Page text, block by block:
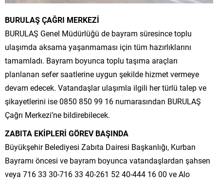
BURULAŞ ÇAĞRI MERKEZİ
BURULAŞ Genel Müdürlüğü de bayram süresince toplu
ulaşımda aksama yaşanmaması için tüm hazırlıklarını
tamamladı. Bayram boyunca toplu taşıma araçları
planlanan sefer saatlerine uygun şekilde hizmet vermeye
devam edecek. Vatandaşlar ulaşımla ilgili her türlü talep ve
şikayetlerini ise 0850 850 99 16 numarasından BURULAŞ
Çağrı Merkezi’ne bildirebilecek.
ZABITA EKİPLERİ GÖREV BAŞINDA
Büyükşehir Belediyesi Zabıta Dairesi Başkanlığı, Kurban
Bayramı öncesi ve bayram boyunca vatandaşlardan şahsen
veya 716 33 30-716 33 40-261 52 40-444 16 00 ve Alo